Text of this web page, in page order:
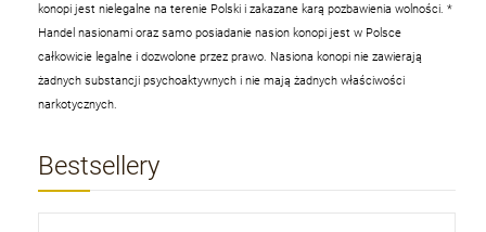
konopi jest nielegalne na terenie Polski i zakazane karą pozbawienia wolności. *
Handel nasionami oraz samo posiadanie nasion konopi jest w Polsce
całkowicie legalne i dozwolone przez prawo. Nasiona konopi nie zawierają
żadnych substancji psychoaktywnych i nie mają żadnych właściwości
narkotycznych.
Bestsellery